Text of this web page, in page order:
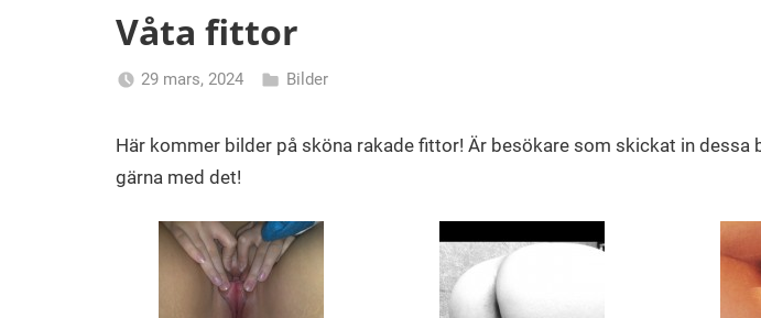
Våta fittor
29 mars, 2024
Bilder
Här kommer bilder på sköna rakade fittor! Är besökare som skickat in dessa
gärna med det!